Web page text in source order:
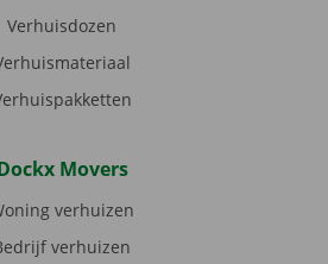
Verhuisdozen
Movers
verhuizen
verhuizen